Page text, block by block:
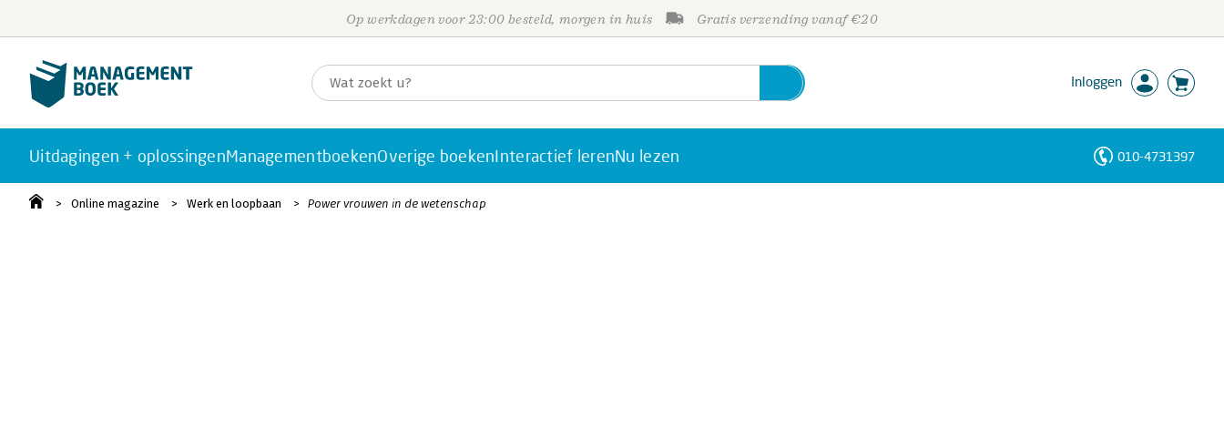
Op werkdagen voor 23:00 besteld, morgen in huis Gratis verzending vanaf €20
Inloggen
Uitdagingen + oplossingenManagementboekenOverige boekenInteractief lerenNu lezen 010-4731397
Online magazine Werk en loopbaan Power vrouwen in de wetenschap
Personen